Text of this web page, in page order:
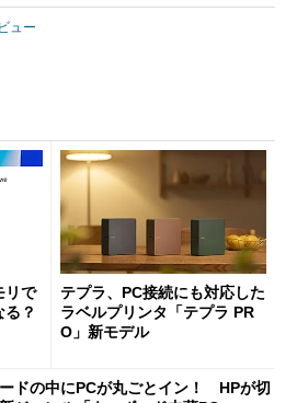
ュー
リで
？
テプラ、PC接続にも対応した
ラベルプリンタ「テプラ PR
O」新モデル
ドの中にPCが丸ごとイン！ HPが切